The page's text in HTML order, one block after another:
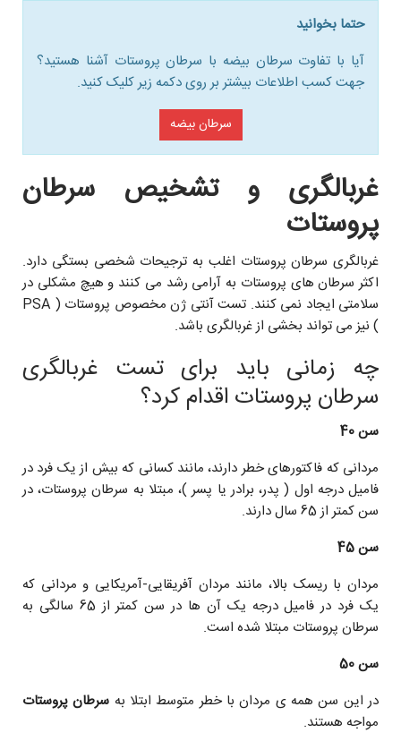
حتما بخوانید
آیا با تفاوت سرطان بیضه با سرطان پروستات آشنا هستید؟
جهت کسب اطلاعات بیشتر بر روی دکمه زیر کلیک کنید.
سرطان بیضه
غربالگری و تشخیص سرطان
پروستات
غربالگری سرطان پروستات اغلب به ترجيحات شخصی بستگی دارد.
اکثر سرطان های پروستات به آرامی رشد می کنند و هیچ مشکلی در
سلامتی ایجاد نمی کنند. تست آنتی ژن مخصوص پروستات ( PSA
) نيز می تواند بخشی از غربالگری باشد.
چه زمانی باید برای تست غربالگری
سرطان پروستات اقدام کرد؟
سن 40
مردانى که فاکتورهاى خطر دارند، مانند کسانی که بیش از یک فرد در
فاميل درجه اول ( پدر، برادر یا پسر )، مبتلا به سرطان پروستات، در
سن کمتر از 65 سال دارند.
سن 45
مردان با ریسک بالا، مانند مردان آفریقایی-آمریکایی و مردانى که
يک فرد در فاميل درجه يک آن ها در سن کمتر از 65 سالگی به
سرطان پروستات مبتلا شده است.
سن 50
در این سن همه ی مردان با خطر متوسط ابتلا به سرطان پروستات
مواجه هستند.